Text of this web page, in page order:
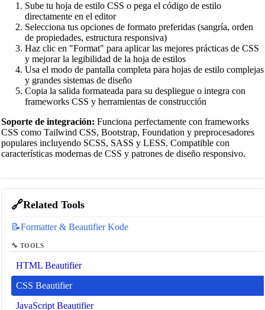
🔗Related Tools
📝Formatter & Beautifier Kode
🔧 TOOLS
HTML Beautifier
CSS Beautifier
JavaScript Beautifier
Sube tu hoja de estilo CSS o pega el código de estilo
directamente en el editor
Selecciona tus opciones de formato preferidas (sangría, orden
de propiedades, estructura responsiva)
Haz clic en "Format" para aplicar las mejores prácticas de CSS
y mejorar la legibilidad de la hoja de estilos
Usa el modo de pantalla completa para hojas de estilo complejas
y grandes sistemas de diseño
Copia la salida formateada para su despliegue o integra con
frameworks CSS y herramientas de construcción
Soporte de integración: Funciona perfectamente con frameworks
CSS como Tailwind CSS, Bootstrap, Foundation y preprocesadores
populares incluyendo SCSS, SASS y LESS. Compatible con
características modernas de CSS y patrones de diseño responsivo.